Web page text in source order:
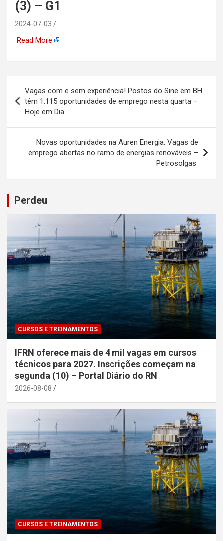
(3) – G1
2024-07-03
Read More
de
Post
Vagas com e sem experiência! Postos do Sine em BH
têm 1.115 oportunidades de emprego nesta quarta –
Hoje em Dia
Novas oportunidades na Auren Energia: Vagas de
emprego abertas no ramo de energias renováveis –
Petrosolgas
Perdeu
CURSOS E TREINAMENTOS
IFRN oferece mais de 4 mil vagas em cursos
técnicos para 2027. Inscrições começam na
segunda (10) – Portal Diário do RN
2026-08-08
CURSOS E TREINAMENTOS